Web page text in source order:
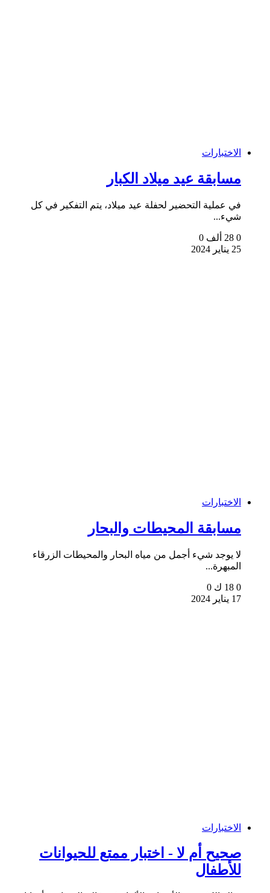
الاختبارات
مسابقة عيد ميلاد الكبار
في عملية التحضير لحفلة عيد ميلاد، يتم التفكير في كل
شيء...
0 28 ألف
0
25 يناير 2024
الاختبارات
مسابقة المحيطات والبحار
لا يوجد شيء أجمل من مياه البحار والمحيطات الزرقاء
المبهرة...
0 18 ك
0
17 يناير 2024
الاختبارات
صحيح أم لا - اختبار ممتع للحيوانات
للأطفال